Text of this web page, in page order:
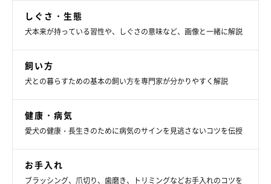
サモエドのもふおくんは、口角が上がったかわいらしい“笑顔”を
しぐさ・生態
犬本来が持っている習性や、しぐさの意味など、画像と一緒に解説
飼い方
犬との暮らすための基本の飼い方を専門家が分かりやすく解説
健康・病気
愛犬の健康・長生きのために病気のサインを見逃さないコツを伝授
お手入れ
ブラッシング、爪切り、歯磨き、トリミングなどお手入れのコツを